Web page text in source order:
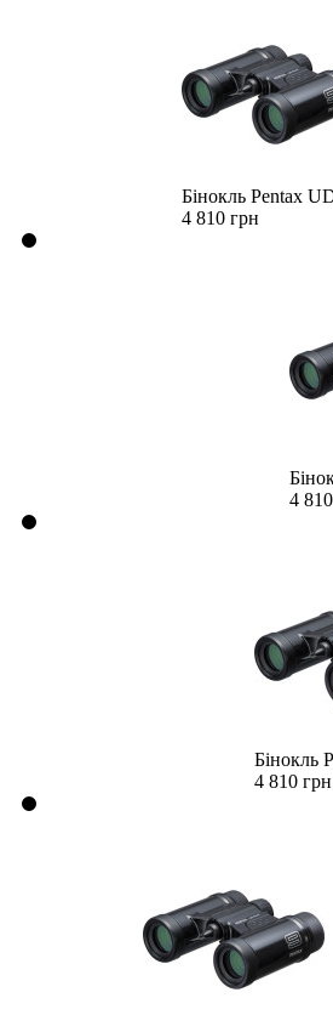
Бінокль Pentax
4 810 грн
4
Бінокль
4 810 грн